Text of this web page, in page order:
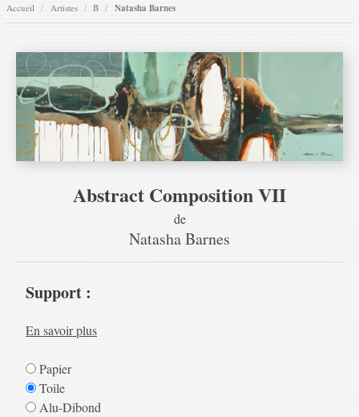
Accueil Artistes B Natasha Barnes
Abstract Composition VII
de
Natasha Barnes
Support :
En savoir plus
Papier
Toile
Alu-Dibond